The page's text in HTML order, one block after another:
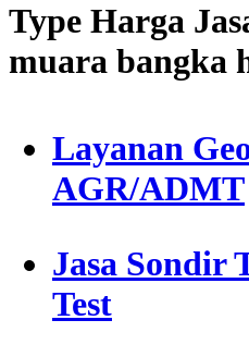
Type Harga
muara bangka
Layanan
AGR/ADMT
Jasa Sondir
Test